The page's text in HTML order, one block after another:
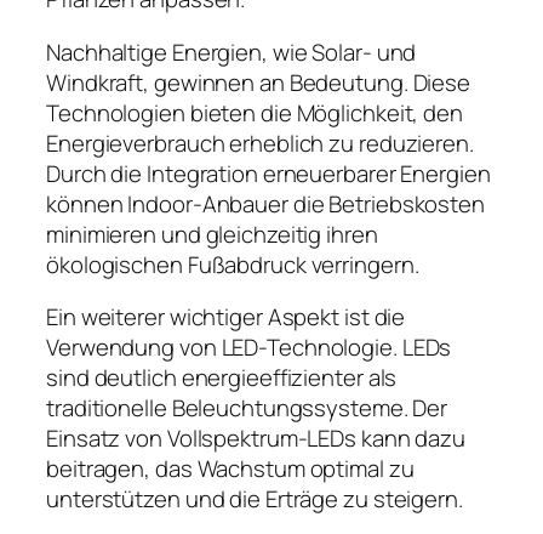
Nachhaltige Energien, wie Solar- und
Windkraft, gewinnen an Bedeutung. Diese
Technologien bieten die Möglichkeit, den
Energieverbrauch erheblich zu reduzieren.
Durch die Integration erneuerbarer Energien
können Indoor-Anbauer die Betriebskosten
minimieren und gleichzeitig ihren
ökologischen Fußabdruck verringern.
Ein weiterer wichtiger Aspekt ist die
Verwendung von LED-Technologie. LEDs
sind deutlich energieeffizienter als
traditionelle Beleuchtungssysteme. Der
Einsatz von Vollspektrum-LEDs kann dazu
beitragen, das Wachstum optimal zu
unterstützen und die Erträge zu steigern.